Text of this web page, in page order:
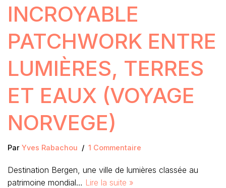
INCROYABLE
PATCHWORK ENTRE
LUMIÈRES, TERRES
ET EAUX (VOYAGE
NORVEGE)
Par Yves Rabachou 1 Commentaire
Destination Bergen, une ville de lumières classée au
patrimoine mondial… Lire la suite »